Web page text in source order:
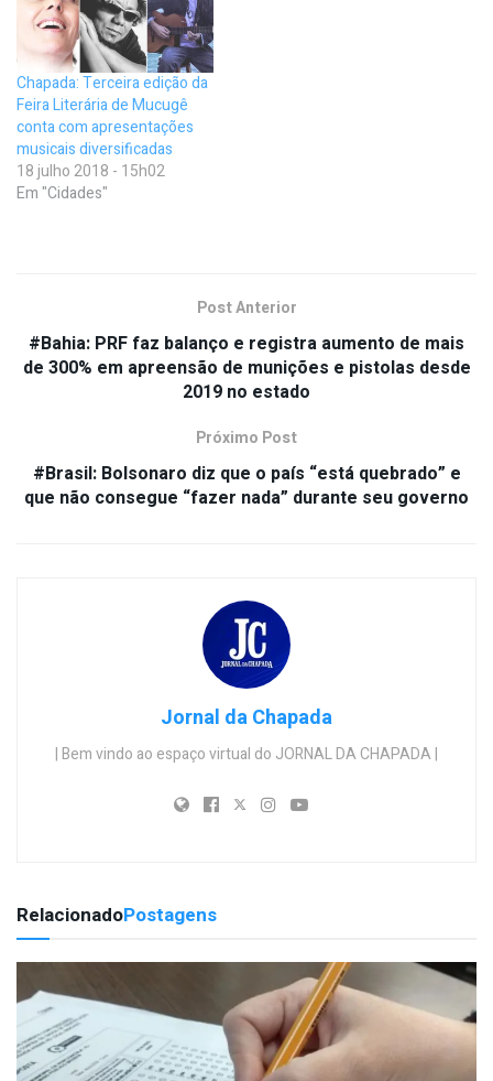
Chapada: Terceira edição da
Feira Literária de Mucugê
conta com apresentações
musicais diversificadas
18 julho 2018 - 15h02
Em "Cidades"
Post Anterior
#Bahia: PRF faz balanço e registra aumento de mais
de 300% em apreensão de munições e pistolas desde
2019 no estado
Próximo Post
#Brasil: Bolsonaro diz que o país “está quebrado” e
que não consegue “fazer nada” durante seu governo
Jornal da Chapada
| Bem vindo ao espaço virtual do JORNAL DA CHAPADA |
RelacionadoPostagens